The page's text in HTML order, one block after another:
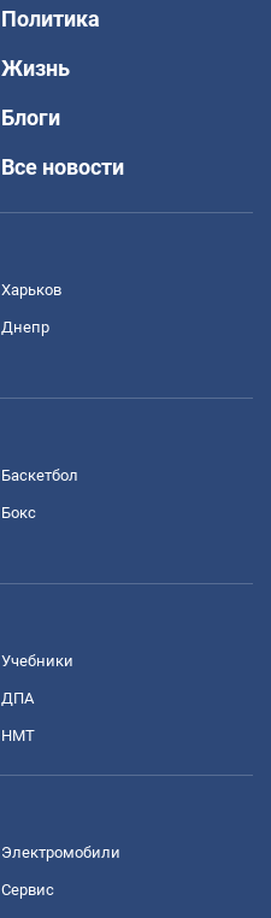
Политика
Жизнь
Блоги
Все новости
Харьков
Днепр
Баскетбол
Бокс
Учебники
ДПА
НМТ
Электромобили
Сервис